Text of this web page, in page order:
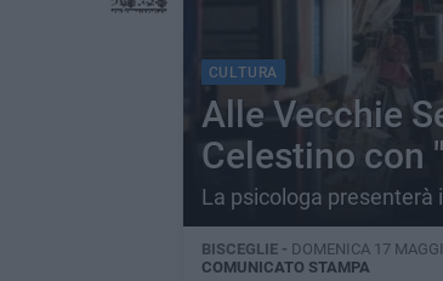
CULTURA
Alle Vecchie
Celestino con
La psicologa presenterà
BISCEGLIE - DOMENICA 17
COMUNICATO STAMPA